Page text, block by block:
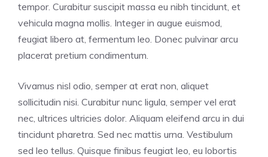
tempor. Curabitur suscipit massa eu nibh tincidunt, et
vehicula magna mollis. Integer in augue euismod,
feugiat libero at, fermentum leo. Donec pulvinar arcu
placerat pretium condimentum.
Vivamus nisl odio, semper at erat non, aliquet
sollicitudin nisi. Curabitur nunc ligula, semper vel erat
nec, ultrices ultricies dolor. Aliquam eleifend arcu in dui
tincidunt pharetra. Sed nec mattis urna. Vestibulum
sed leo tellus. Quisque finibus feugiat leo, eu lobortis